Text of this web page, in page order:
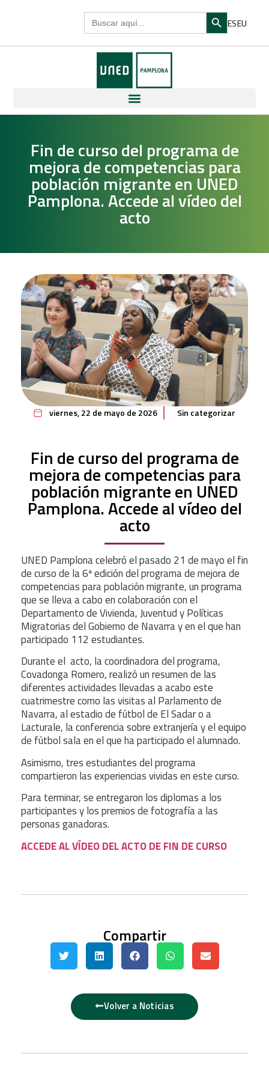
Search
for:
Search Button
ESEU
Fin de curso del programa de
mejora de competencias para
población migrante en UNED
Pamplona. Accede al vídeo del
acto
viernes, 22 de mayo de 2026 Sin categorizar
Fin de curso del programa de
mejora de competencias para
población migrante en UNED
Pamplona. Accede al vídeo del
acto
UNED Pamplona celebró el pasado 21 de mayo el fin
de curso de la 6ª edición del programa de mejora de
competencias para población migrante, un programa
que se lleva a cabo en colaboración con el
Departamento de Vivienda, Juventud y Políticas
Migratorias del Gobierno de Navarra y en el que han
participado 112 estudiantes.
Durante el acto, la coordinadora del programa,
Covadonga Romero, realizó un resumen de las
diferentes actividades llevadas a acabo este
cuatrimestre como las visitas al Parlamento de
Navarra, al estadio de fútbol de El Sadar o a
Lacturale, la conferencia sobre extranjería y el equipo
de fútbol sala en el que ha participado el alumnado.
Asimismo, tres estudiantes del programa
compartieron las experiencias vividas en este curso.
Para terminar, se entregaron los diplomas a los
participantes y los premios de fotografía a las
personas ganadoras.
ACCEDE AL VÍDEO DEL ACTO DE FIN DE CURSO
Compartir
Volver a Noticias